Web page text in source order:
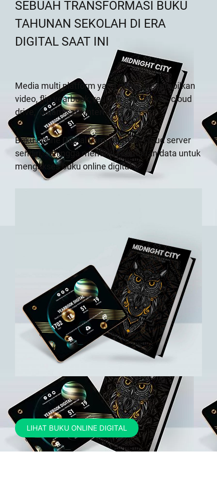
SEBUAH TRANSFORMASI BUKU
TAHUNAN SEKOLAH DI ERA
DIGITAL SAAT INI
Media multi platform yang dapat menampilkan
video, flip yearbook, reunion countdown, cloud
drive,
dalam satu interface.
Buku Online Digital kami memiliki cloud server
sendiri, sehingga memiliki keamanan data untuk
mengakses buku online digital.
LIHAT BUKU ONLINE DIGITAL